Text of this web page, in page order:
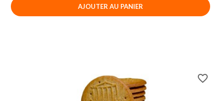
AJOUTER AU PANIER
favorite_border